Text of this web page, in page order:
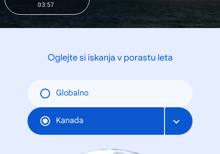
03:57
Oglejte si iskanja v porastu leta
Globalno
Kanada